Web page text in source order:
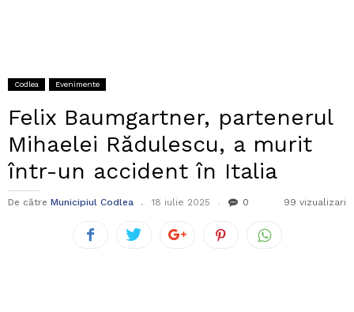
Codlea Evenimente
Felix Baumgartner, partenerul
Mihaelei Rădulescu, a murit
într-un accident în Italia
De către Municipiul Codlea 18 iulie 2025 0 99 vizualizari